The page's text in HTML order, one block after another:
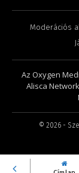
Moderációs
Az Oxygen
Alisca
© 2026-